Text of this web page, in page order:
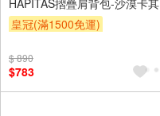
HAPITAS摺疊肩背包-沙漠卡其
皇冠(滿1500免運)
$ 890
$783